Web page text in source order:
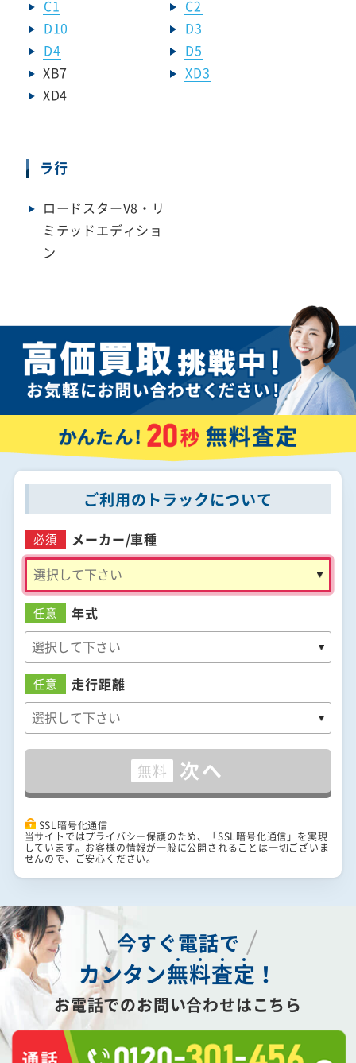
C1
C2
D10
D3
D4
D5
XB7
XD3
XD4
ラ行
ロードスターV8・リ
ミテッドエディショ
ン
ご利用のトラックについて
必須 メーカー/車種
任意 年式
任意 走行距離
無料 次へ
SSL暗号化通信
当サイトではプライバシー保護のため、「SSL暗号化通信」を実現
しています。お客様の情報が一般に公開されることは一切ございま
せんので、ご安心ください。
今すぐ電話で
カンタン無料査定 ！
お電話でのお問い合わせはこちら